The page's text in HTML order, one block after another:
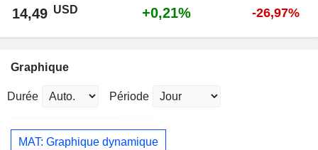
14,49 USD +0,21% -26,97%
Graphique
Durée Période
MAT: Graphique dynamique